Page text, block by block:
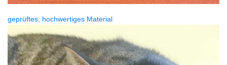
geprüftes, hochwertiges Material